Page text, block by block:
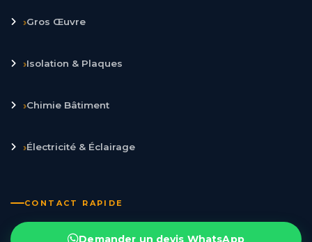
›Gros Œuvre
›Isolation & Plaques
›Chimie Bâtiment
›Électricité & Éclairage
CONTACT RAPIDE
Demander un devis WhatsApp